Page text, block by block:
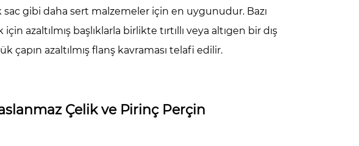
gibi daha sert malzemeler için en uygunudur. Bazı
azaltılmış başlıklarla birlikte tırtıllı veya altıgen bir dış
çapın azaltılmış flanş kavraması telafi edilir.
Çelik ve Pirinç Perçin